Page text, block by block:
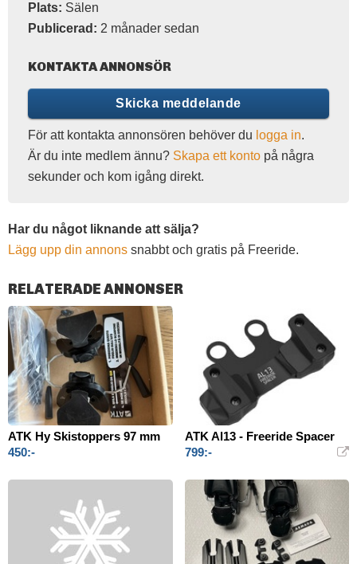
Plats: Sälen
Publicerad: 2 månader sedan
KONTAKTA ANNONSÖR
Skicka meddelande
För att kontakta annonsören behöver du logga in.
Är du inte medlem ännu? Skapa ett konto på några
sekunder och kom igång direkt.
Har du något liknande att sälja?
Lägg upp din annons snabbt och gratis på Freeride.
RELATERADE ANNONSER
ATK Hy Skistoppers 97 mm
450:-
ATK Al13 - Freeride Spacer
799:-